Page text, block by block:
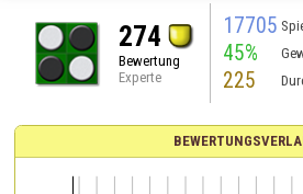
274
Bewertung
Experte
17705
45%
225